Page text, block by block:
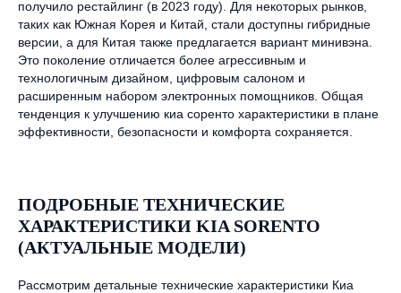
получило рестайлинг (в 2023 году). Для некоторых рынков,
таких как Южная Корея и Китай, стали доступны гибридные
версии, а для Китая также предлагается вариант минивэна.
Это поколение отличается более агрессивным и
технологичным дизайном, цифровым салоном и
расширенным набором электронных помощников. Общая
тенденция к улучшению киа соренто характеристики в плане
эффективности, безопасности и комфорта сохраняется.
ПОДРОБНЫЕ ТЕХНИЧЕСКИЕ
ХАРАКТЕРИСТИКИ KIA SORENTO
(АКТУАЛЬНЫЕ МОДЕЛИ)
Рассмотрим детальные технические характеристики Киа